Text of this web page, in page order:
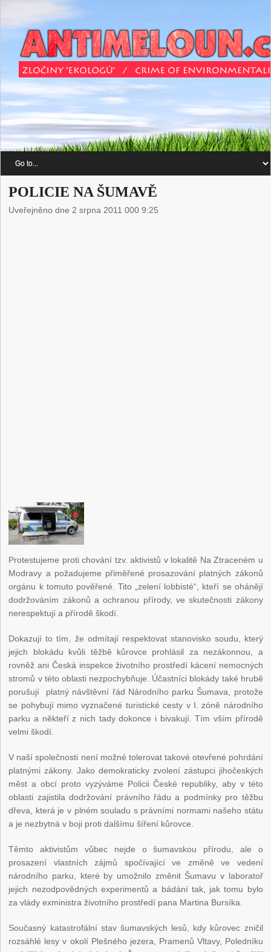
POLICIE NA ŠUMAVĚ
Uveřejněno dne 2 srpna 2011 000 9:25
Protestujeme proti chování tzv. aktivistů v lokalitě Na Ztraceném u
Modravy a požadujeme přiměřené prosazování platných zákonů
orgánu k tomuto pověřené. Tito „zelení lobbisté“, kteří se ohánějí
dodržováním zákonů a ochranou přírody, ve skutečnosti zákony
nerespektují a přírodě škodí.
Dokazují to tím, že odmítají respektovat stanovisko soudu, který
jejich blokádu kvůli těžbě kůrovce prohlásil za nezákonnou, a
rovněž ani Česká inspekce životního prostředí kácení nemocných
stromů v této oblasti nezpochybňuje. Účastníci blokády také hrubě
porušují platný návštěvní řád Národního parku Šumava, protože
se pohybují mimo vyznačené turistické cesty v I. zóně národního
parku a někteří z nich tady dokonce i bivakují. Tím vším přírodě
velmi škodí.
V naší společnosti není možné tolerovat takové otevřené pohrdání
platnými zákony. Jako demokraticky zvolení zástupci jihočeských
měst a obcí proto vyzýváme Policii České republiky, aby v této
oblasti zajistila dodržování právního řádu a podmínky pro těžbu
dřeva, která je v plném souladu s právními normami našeho státu
a je nezbytná v boji proti dalšímu šíření kůrovce.
Těmto aktivistům vůbec nejde o šumavskou přírodu, ale o
prosazení vlastních zájmů spočívající ve změně ve vedení
národního parku, které by umožnilo změnit Šumavu v laboratoř
jejich nezodpovědných experimentů a bádání tak, jak tomu bylo
za vlády exministra životního prostředí pana Martina Bursíka.
Současný katastrofální stav šumavských lesů, kdy kůrovec zničil
rozsáhlé lesy v okolí Plešného jezera, Pramenů Vltavy, Poledníku